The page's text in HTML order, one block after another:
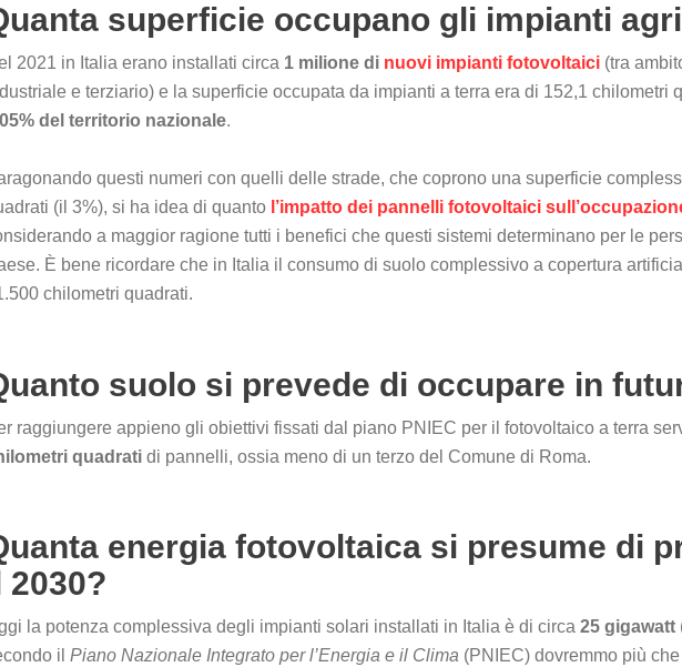
superficie occupano gli impianti
2021 in Italia erano installati circa 1 milione di nuovi impianti fotovoltaici (tra
e terziario) e la superficie occupata da impianti a terra era di 152,1 chilometri
del territorio nazionale.
questi numeri con quelli delle strade, che coprono una superficie
(il 3%), si ha idea di quanto l’impatto dei pannelli fotovoltaici
a maggior ragione tutti i benefici che questi sistemi determinano per le
È bene ricordare che in Italia il consumo di suolo complessivo a copertura
chilometri quadrati.
suolo si prevede di occupare in
raggiungere appieno gli obiettivi fissati dal piano PNIEC per il fotovoltaico a terra
quadrati di pannelli, ossia meno di un terzo del Comune di Roma.
energia fotovoltaica si presume di
2030?
la potenza complessiva degli impianti solari installati in Italia è di circa 25 gigawatt
il Piano Nazionale Integrato per l’Energia e il Clima (PNIEC) dovremmo più